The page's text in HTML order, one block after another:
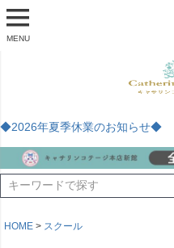
MENU
◆2026年夏季休業のお知らせ◆
HOME スクール